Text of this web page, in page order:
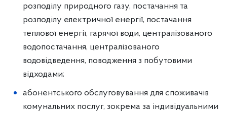
розподілу природного газу, постачання та
розподілу електричної енергії, постачання
теплової енергії, гарячої води, централізованого
водопостачання, централізованого
водовідведення, поводження з побутовими
відходами;
абонентського обслуговування для споживачів
комунальних послуг, зокрема за індивідуальними